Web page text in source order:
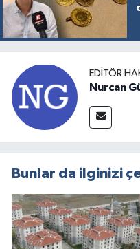
EDITÖR
Nurcan
Bunlar da ilginizi